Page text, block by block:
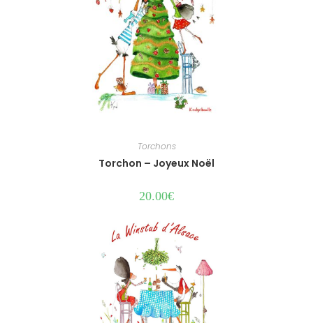
Torchons
Torchon – Joyeux Noël
20.00€